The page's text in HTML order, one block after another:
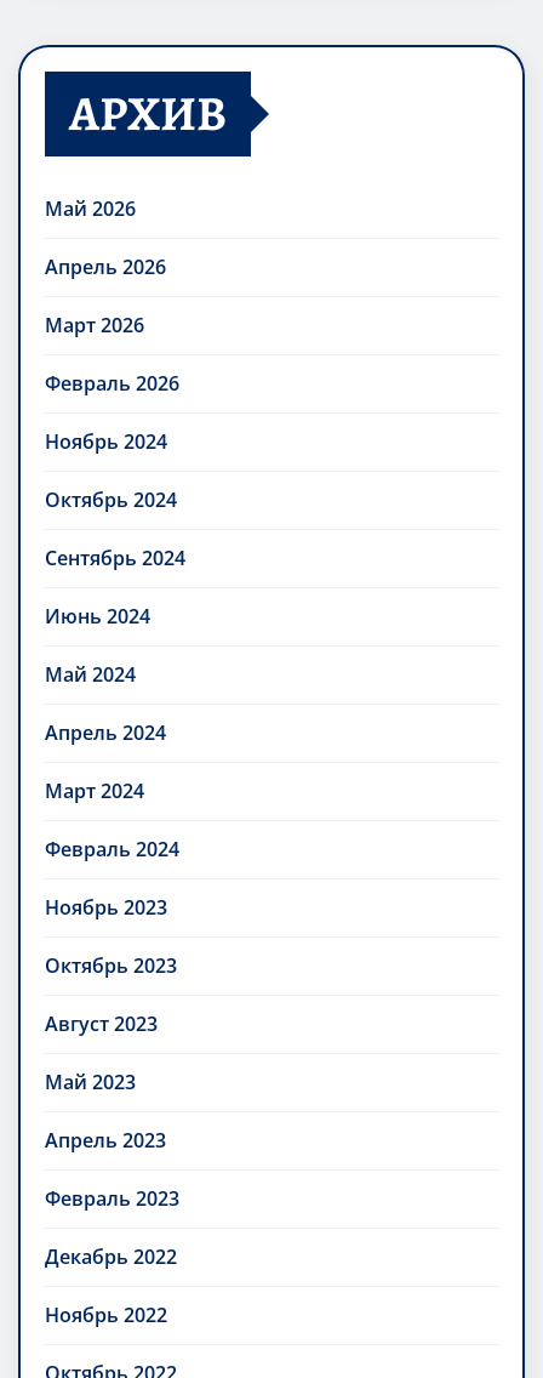
АРХИВ
Май 2026
Апрель 2026
Март 2026
Февраль 2026
Ноябрь 2024
Октябрь 2024
Сентябрь 2024
Июнь 2024
Май 2024
Апрель 2024
Март 2024
Февраль 2024
Ноябрь 2023
Октябрь 2023
Август 2023
Май 2023
Апрель 2023
Февраль 2023
Декабрь 2022
Ноябрь 2022